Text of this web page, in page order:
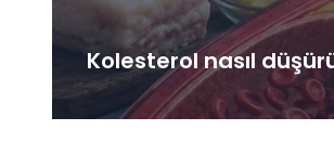
Kolesterol nasıl